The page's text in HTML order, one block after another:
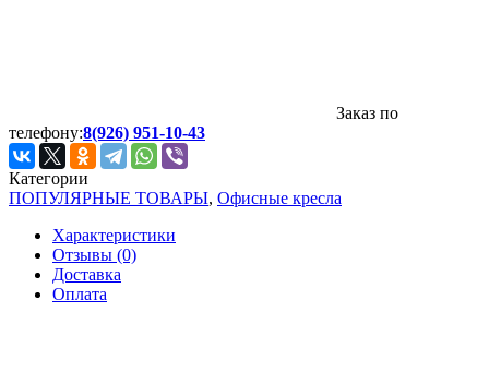
Заказ по
телефону:8(926) 951-10-43
Категории
ПОПУЛЯРНЫЕ ТОВАРЫ, Офисные кресла
Характеристики
Отзывы (0)
Доставка
Оплата